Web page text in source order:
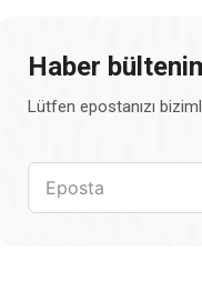
Haber
Lütfen epostanızı